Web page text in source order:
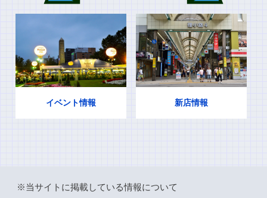
イベント情報 新店情報
※当サイトに掲載している情報について